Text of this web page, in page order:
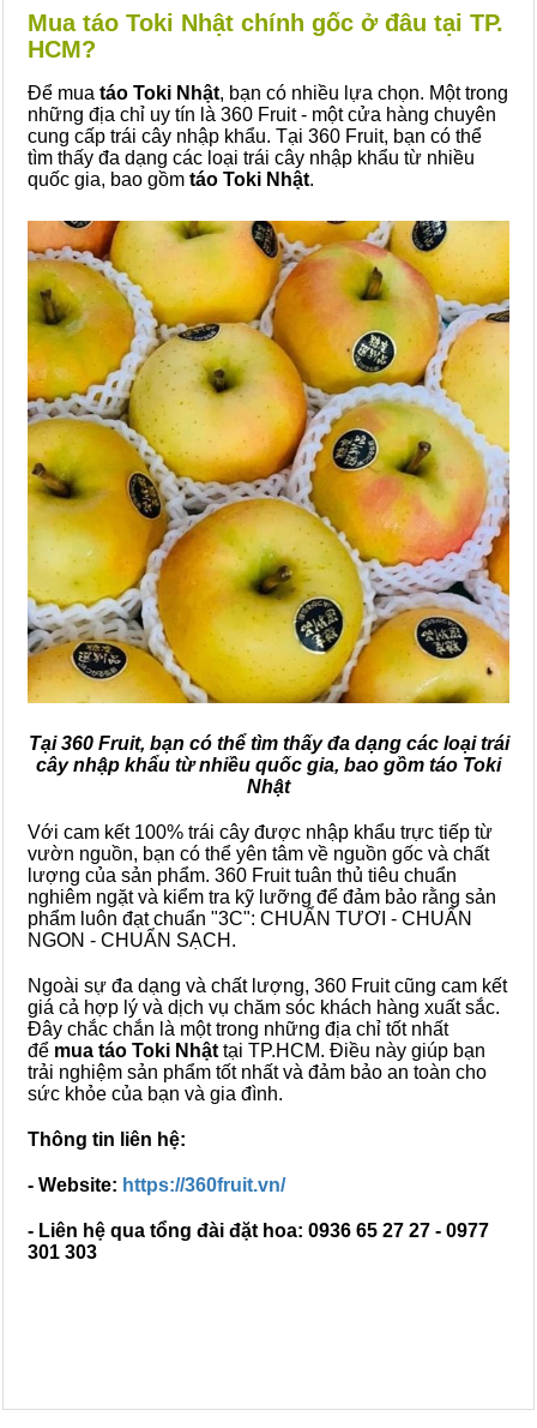
Mua táo Toki Nhật chính gốc ở đâu tại TP.
HCM?
Để mua táo Toki Nhật, bạn có nhiều lựa chọn. Một trong
những địa chỉ uy tín là 360 Fruit - một cửa hàng chuyên
cung cấp trái cây nhập khẩu. Tại 360 Fruit, bạn có thể
tìm thấy đa dạng các loại trái cây nhập khẩu từ nhiều
quốc gia, bao gồm táo Toki Nhật.
Tại 360 Fruit, bạn có thể tìm thấy đa dạng các loại trái
cây nhập khẩu từ nhiều quốc gia, bao gồm táo Toki
Nhật
Với cam kết 100% trái cây được nhập khẩu trực tiếp từ
vườn nguồn, bạn có thể yên tâm về nguồn gốc và chất
lượng của sản phẩm. 360 Fruit tuân thủ tiêu chuẩn
nghiêm ngặt và kiểm tra kỹ lưỡng để đảm bảo rằng sản
phẩm luôn đạt chuẩn "3C": CHUẨN TƯƠI - CHUẨN
NGON - CHUẨN SẠCH.
Ngoài sự đa dạng và chất lượng, 360 Fruit cũng cam kết
giá cả hợp lý và dịch vụ chăm sóc khách hàng xuất sắc.
Đây chắc chắn là một trong những địa chỉ tốt nhất
để mua táo Toki Nhật tại TP.HCM. Điều này giúp bạn
trải nghiệm sản phẩm tốt nhất và đảm bảo an toàn cho
sức khỏe của bạn và gia đình.
Thông tin liên hệ:
- Website: https://360fruit.vn/
- Liên hệ qua tổng đài đặt hoa: 0936 65 27 27 - 0977
301 303